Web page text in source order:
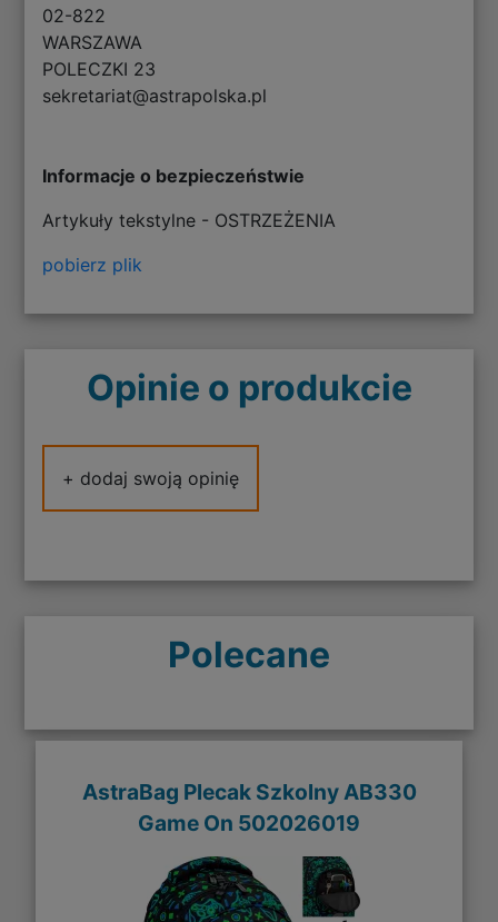
02-822
WARSZAWA
POLECZKI 23
sekretariat@astrapolska.pl
Informacje o bezpieczeństwie
Artykuły tekstylne - OSTRZEŻENIA
pobierz plik
Opinie o produkcie
+ dodaj swoją opinię
Polecane
AstraBag Plecak Szkolny AB330
Game On 502026019